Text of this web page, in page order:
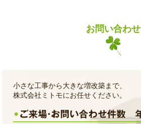
お問い合わせ
小さな工事から大きな増改築まで、
株式会社ミトモにお任せください。